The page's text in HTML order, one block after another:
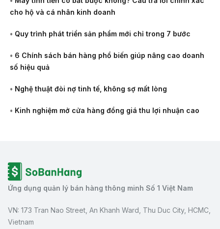
cho hộ và cá nhân kinh doanh
• Quy trình phát triển sản phẩm mới chỉ trong 7 bước
• 6 Chính sách bán hàng phổ biến giúp nâng cao doanh
số hiệu quả
• Nghệ thuật đòi nợ tinh tế, không sợ mất lòng
• Kinh nghiệm mở cửa hàng đồng giá thu lợi nhuận cao
Ứng dụng quản lý bán hàng thông minh Số 1 Việt Nam
VN: 173 Tran Nao Street, An Khanh Ward, Thu Duc City, HCMC,
Vietnam